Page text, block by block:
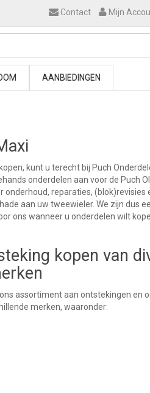
Contact Mijn
AANBIEDINGEN
kunt u terecht bij Puch
onderdelen aan voor de Puch
onderhoud, reparaties, (blok)revisies
aan uw tweewieler. We zijn dus
ons wanneer u onderdelen wilt
kopen van
assortiment aan ontstekingen en
merken, waaronder: